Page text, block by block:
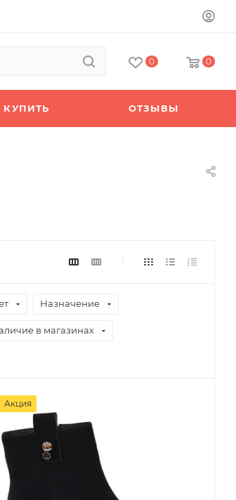
0 0
КУПИТЬ ОТЗЫВЫ
Назначение
в магазинах
Акция